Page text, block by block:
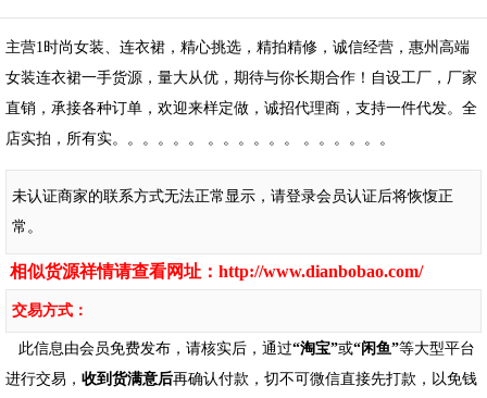
主营1时尚女装、连衣裙，精心挑选，精拍精修，诚信经营，惠州高端
女装连衣裙一手货源，量大从优，期待与你长期合作！自设工厂，厂家
直销，承接各种订单，欢迎来样定做，诚招代理商，支持一件代发。全
店实拍，所有实。。。。。。 。。。。。。 。。。。。。
未认证商家的联系方式无法正常显示，请登录会员认证后将恢愎正
常。
相似货源祥情请查看网址： http://www.dianbobao.com/
交易方式：
此信息由会员免费发布，请核实后，通过“淘宝”或“闲鱼”等大型平台
进行交易， 收到货满意后再确认付款，切不可微信直接先打款，以免钱